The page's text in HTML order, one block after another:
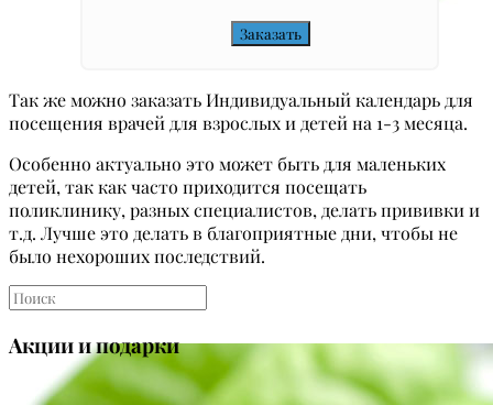
Так же можно заказать Индивидуальный календарь для
посещения врачей для взрослых и детей на 1-3 месяца.
Особенно актуально это может быть для маленьких
детей, так как часто приходится посещать
поликлинику, разных специалистов, делать прививки и
т.д. Лучше это делать в благоприятные дни, чтобы не
было нехороших последствий.
Акции и подарки